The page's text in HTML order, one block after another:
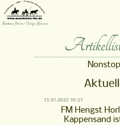
Barbara Heim • Tanja Kernen
Nonstop
13.01.2023 10:37
FM Hengst
Kappensand